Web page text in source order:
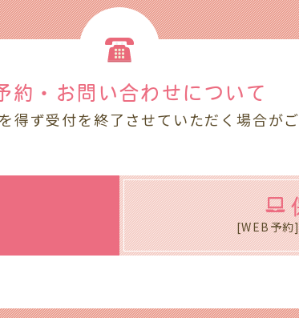
約・お問い合わせ について
得ず受付を終了させていただく場合が
[WEB予